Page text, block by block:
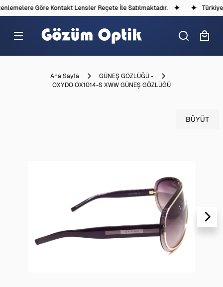
Göre Kontakt Lensler Reçete İle Satılmaktadır.
Ana Sayfa
GÜNEŞ GÖZLÜĞÜ -
OXYDO OX1014-S XWW GÜNEŞ GÖZLÜĞÜ
BÜYÜT